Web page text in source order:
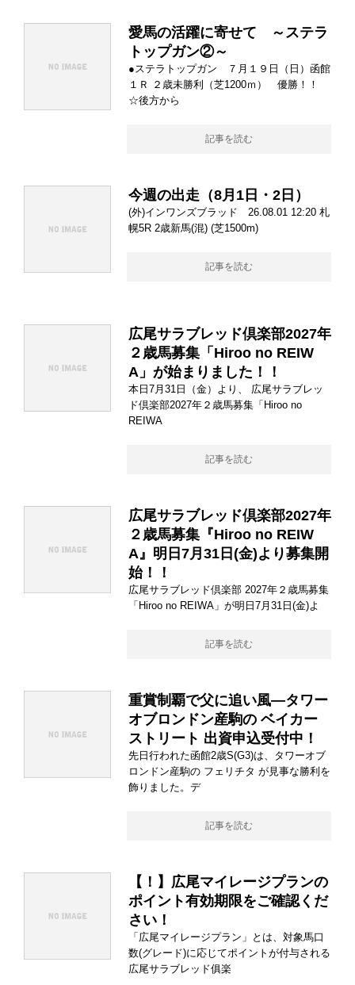
愛馬の活躍に寄せて ～ステラ
トップガン②～
●ステラトップガン ７月１９日（日）函館
１Ｒ ２歳未勝利（芝1200ｍ） 優勝！！
☆後方から
記事を読む
今週の出走（8月1日・2日）
(外)インワンズブラッド 26.08.01 12:20 札
幌5R 2歳新馬(混) (芝1500m)
記事を読む
広尾サラブレッド倶楽部2027年
２歳馬募集「Hiroo no REIW
A」が始まりました！！
本日7月31日（金）より、 広尾サラブレッ
ド倶楽部2027年２歳馬募集「Hiroo no
REIWA
記事を読む
広尾サラブレッド倶楽部2027年
２歳馬募集『Hiroo no REIW
A』明日7月31日(金)より募集開
始！！
広尾サラブレッド倶楽部 2027年２歳馬募集
「Hiroo no REIWA」が明日7月31日(金)よ
記事を読む
重賞制覇で父に追い風―タワー
オブロンドン産駒の ベイカー
ストリート 出資申込受付中！
先日行われた函館2歳S(G3)は、タワーオブ
ロンドン産駒の フェリチタ が見事な勝利を
飾りました。デ
記事を読む
【！】広尾マイレージプランの
ポイント有効期限をご確認くだ
さい！
「広尾マイレージプラン」とは、対象馬口
数(グレード)に応じてポイントが付与される
広尾サラブレッド俱楽